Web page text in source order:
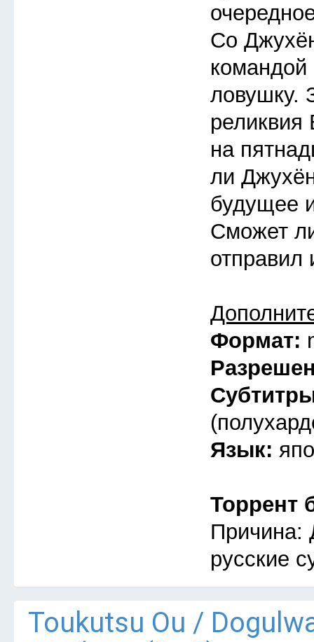
Со
ловушку.
реликвия
на
ли
будущее
Сможет
отправил
Формат:
Язык:
Торрент
Причина:
русские
Тоukutsu Оu /